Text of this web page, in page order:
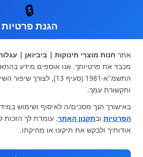
בלוג
black-friday
אודותינו
הרשמה למועדון לקוחות
ברצוני לקבל מידע ופרסומות על הנחות
ואני מסכימה ל תקנון
* ניתן להחליף מוצר או להחזיר עד 14 ימי עסקים.
קטגוריות ראשיות
🔒
הגנת פרטיות
אתר חנות מוצרי תינוקות | ביביואן |
מכבד את פרטיותך. אנו אוספים מידע
התשמ"א-1981 (סעיף 13),
ותקשורת עמך.
באישורך הנך מסכים/ה לאיסוף ושימוש
הפרטיות ובתקנון האתר. עומדת לך הזכות
אודותיך ולבקש את תיקונו או מחיקתו.